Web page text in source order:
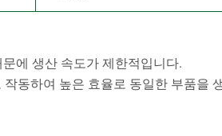
에 생산 속도가 제한적입니다.
동하여 높은 효율로 동일한 부품을